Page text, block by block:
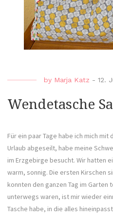
by Marja Katz - 12.
Wendetasche
Für ein paar Tage habe ich mich mit
Urlaub abgeseilt, habe meine
im Erzgebirge besucht. Wir hatten
warm, sonnig. Die ersten Kirschen
konnten den ganzen Tag im Garten
unterwegs waren, ist mir wieder
Tasche habe, in die alles